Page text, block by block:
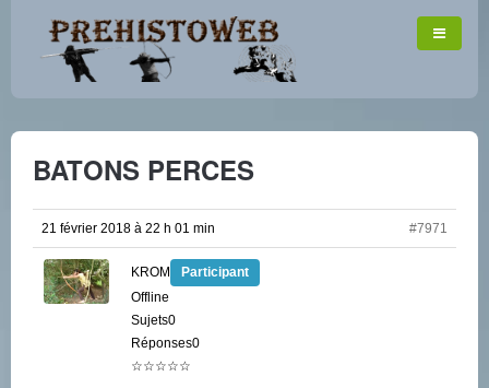
BATONS PERCES
21 février 2018 à 22 h 01 min #7971
KROM
Participant
Offline
Sujets0
Réponses0
☆☆☆☆☆